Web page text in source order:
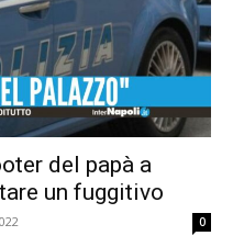
del papà a
un fuggitivo
0